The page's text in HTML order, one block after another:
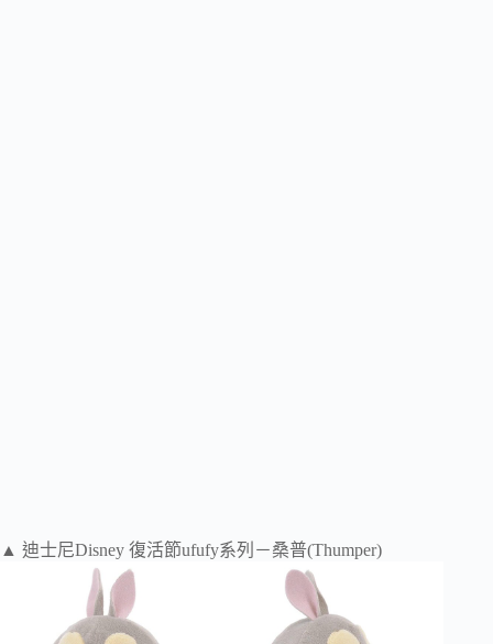
▲ 迪士尼Disney 復活節ufufy系列－桑普(Thumper)